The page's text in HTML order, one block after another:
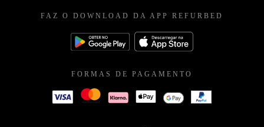
FAZ O DOWNLOAD DA APP REFURBED
FORMAS DE PAGAMENTO